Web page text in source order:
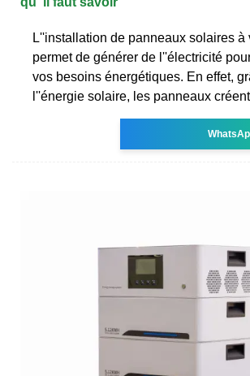
L''installation de panneaux solaires à
permet de générer de l''électricité
vos besoins énergétiques. En effet,
l''énergie solaire, les panneaux créent